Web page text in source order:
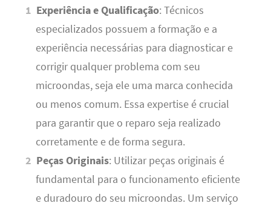
Experiência e Qualificação: Técnicos
especializados possuem a formação e a
experiência necessárias para diagnosticar e
corrigir qualquer problema com seu
microondas, seja ele uma marca conhecida
ou menos comum. Essa expertise é crucial
para garantir que o reparo seja realizado
corretamente e de forma segura.
Peças Originais: Utilizar peças originais é
fundamental para o funcionamento eficiente
e duradouro do seu microondas. Um serviço